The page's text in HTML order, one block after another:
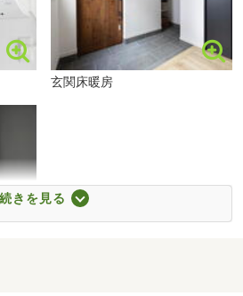
売住宅【SOU HOUSE(ソウハウ
注文住宅と同じ工法・性能の安心
コンのほか、カップボードや食洗
、プロがトータルコーディネート
は一生涯、不具合が出た場合すぐ
玄関床暖房
続きを見る